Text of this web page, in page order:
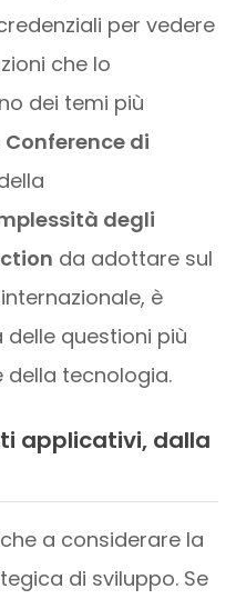
per vedere
che lo
dei temi più
di
degli
da adottare sul
è
questioni più
tecnologia.
applicativi, dalla
a considerare la
di sviluppo. Se